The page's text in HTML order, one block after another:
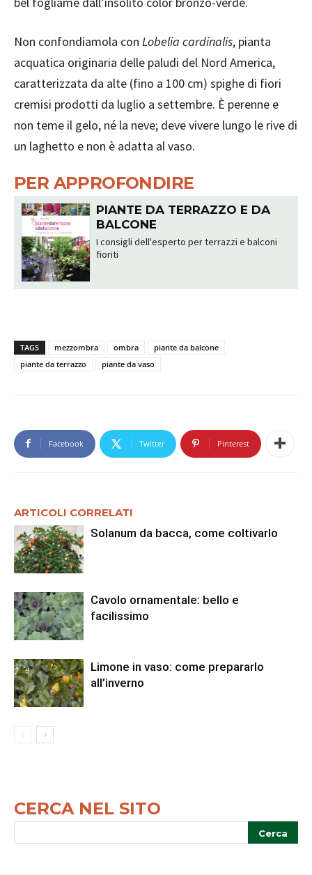
Non confondiamola con Lobelia cardinalis, pianta
acquatica originaria delle paludi del Nord America,
caratterizzata da alte (fino a 100 cm) spighe di fiori
cremisi prodotti da luglio a settembre. È perenne e
non teme il gelo, né la neve; deve vivere lungo le rive di
un laghetto e non è adatta al vaso.
PER APPROFONDIRE
PIANTE DA TERRAZZO E DA
BALCONE
I consigli dell'esperto per terrazzi e balconi
fioriti
TAGS mezzombra ombra
piante da balcone
piante da terrazzo
piante da vaso
Facebook Twitter Pinterest
ARTICOLI CORRELATI
Solanum da bacca, come coltivarlo
Cavolo ornamentale: bello e
facilissimo
Limone in vaso: come prepararlo
all’inverno
CERCA NEL SITO